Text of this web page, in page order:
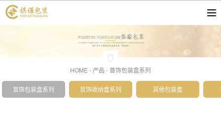
HOME - 产品 -首饰包装盒系列
首饰包装盒系列 首饰收纳盒系列 其他包装盒